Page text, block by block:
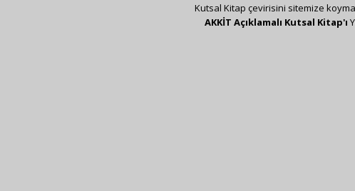
Kutsal Kitap çevirisini sitemize
AKKİT Açıklamalı Kutsal Kitap'ı